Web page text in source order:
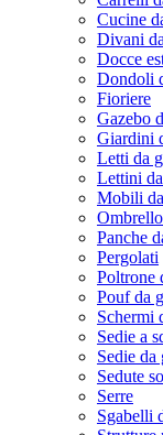
Cucine
Divani
Docce
Dondoli
Fioriere
Gazebo
Giardini
Letti da
Lettini
Mobili
Panche
Pergolati
Poltrone
Pouf da
Schermi
Sedie a
Sedie
Sedute
Serre
Sgabelli